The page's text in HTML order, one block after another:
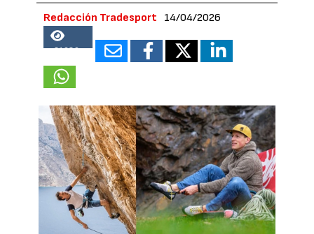
Redacción Tradesport 14/04/2026
21680